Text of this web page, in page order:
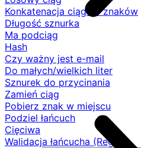
Konkatenacja ciągów znaków
Długość sznurka
Ma podciąg
Hash
Czy ważny jest e-mail
Do małych/wielkich liter
Sznurek do przycinania
Zamień ciąg
Pobierz znak w miejscu
Podziel łańcuch
Cięciwa
Walidacja łańcucha (Regex)